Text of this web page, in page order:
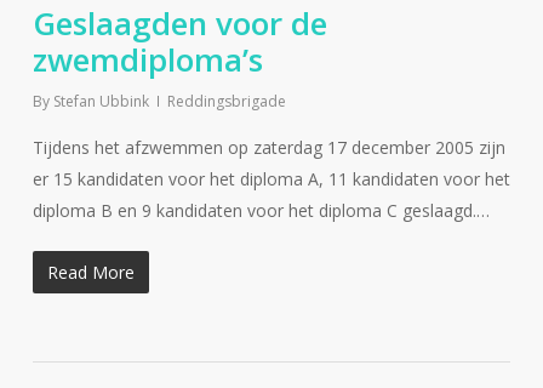
Geslaagden voor de
zwemdiploma’s
By Stefan Ubbink Reddingsbrigade
Tijdens het afzwemmen op zaterdag 17 december 2005 zijn
er 15 kandidaten voor het diploma A, 11 kandidaten voor het
diploma B en 9 kandidaten voor het diploma C geslaagd.…
Read More